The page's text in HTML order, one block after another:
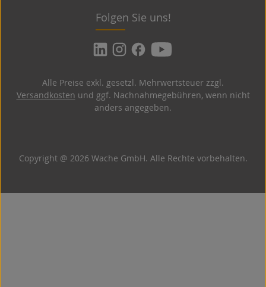
Folgen Sie uns!
Copyright @ 2026 Wache GmbH. Alle Rechte vorbehalten.
Alle Preise exkl. gesetzl. Mehrwertsteuer zzgl.
Versandkosten und ggf. Nachnahmegebühren, wenn nicht
anders angegeben.